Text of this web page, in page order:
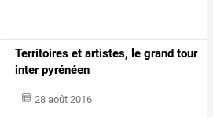
Territoires et artistes, le grand tour
inter pyrénéen
28 août 2016